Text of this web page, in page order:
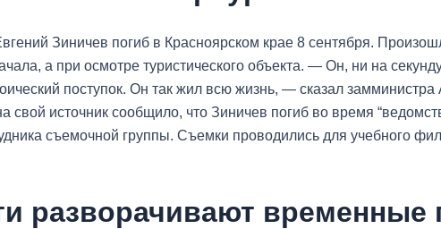
Зиничев погиб в Красноярском крае 8 сентября.
а при осмотре туристического объекта. — Он, ни на
поступок. Он так жил всю жизнь, — сказал
источник сообщило, что Зиничев погиб во время
съемочной группы. Съемки проводились для учебного
разворачивают временные